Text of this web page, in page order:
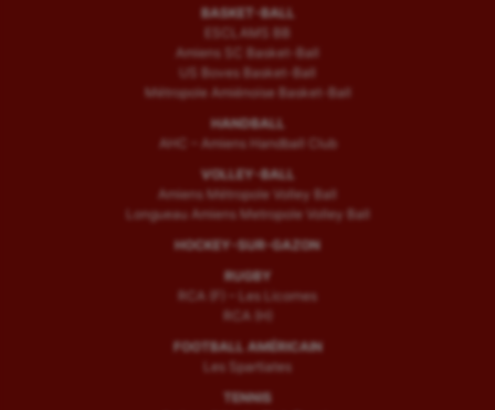
BASKET-BALL
ESCLAMS BB
Amiens SC Basket-Ball
US Boves Basket-Ball
Métropole Amiénoise Basket-Ball
HANDBALL
AHC – Amiens Handball Club
VOLLEY-BALL
Amiens Métropole Volley Ball
Longueau Amiens Metropole Volley Ball
HOCKEY-SUR-GAZON
RUGBY
RCA (F) – Les Licornes
RCA (H)
FOOTBALL AMÉRICAIN
Les Spartiates
TENNIS